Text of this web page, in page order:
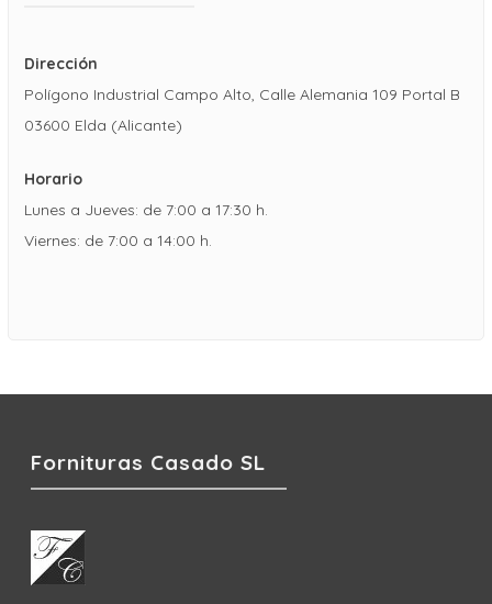
Dirección
Polígono Industrial Campo Alto, Calle Alemania 109 Portal B
03600 Elda (Alicante)
Horario
Lunes a Jueves: de 7:00 a 17:30 h.
Viernes: de 7:00 a 14:00 h.
Fornituras Casado SL